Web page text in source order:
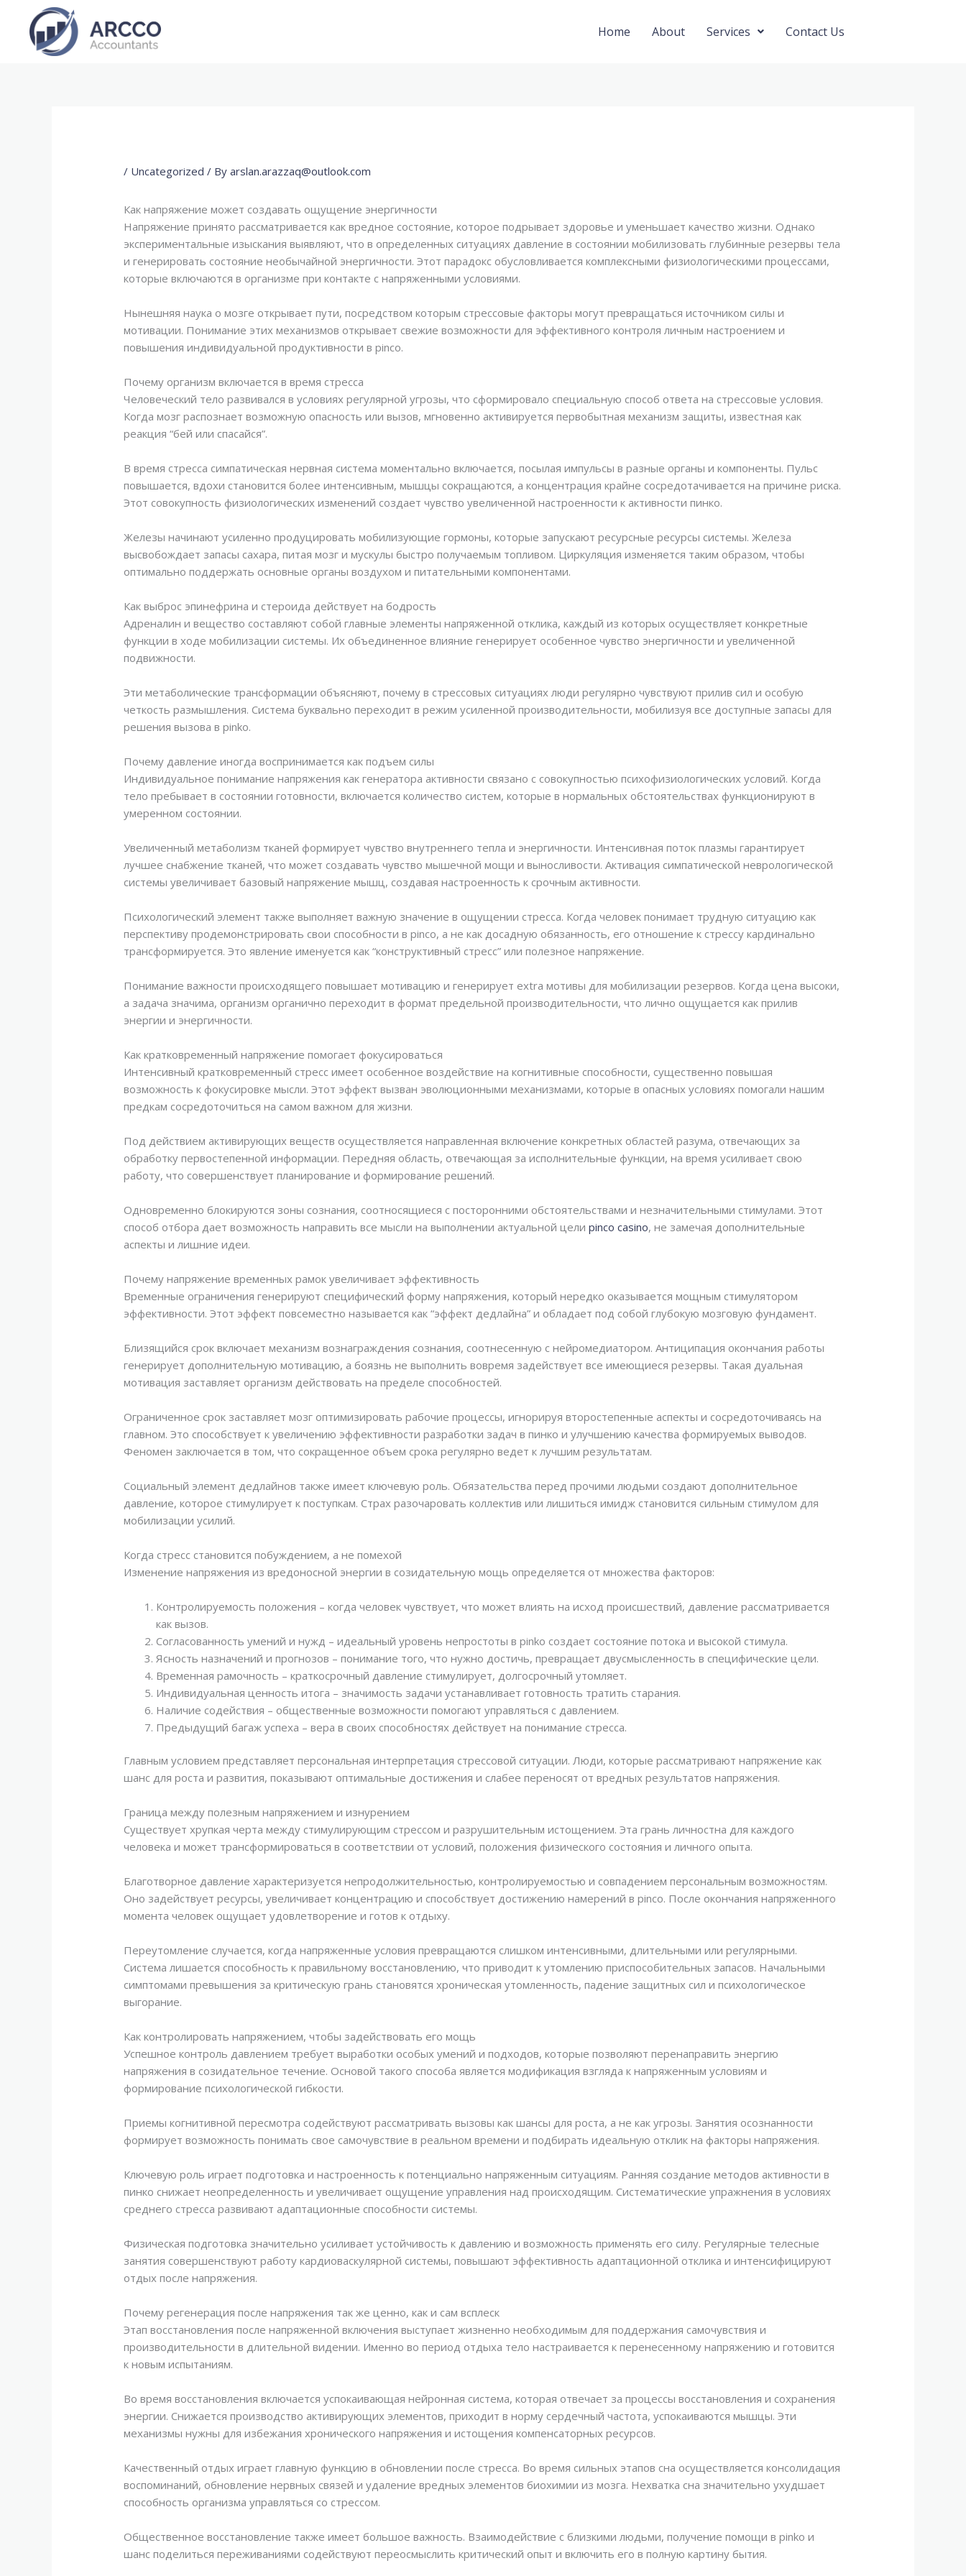
content
Home About Services Contact Us
/ Uncategorized / Byarslan.arazzaq@outlook.com
Как напряжение может создавать ощущение энергичности
Напряжение принято рассматривается как вредное состояние, которое подрывает здоровье и уменьшает качество жизни. Однако
экспериментальные изыскания выявляют, что в определенных ситуациях давление в состоянии мобилизовать глубинные резервы тела
и генерировать состояние необычайной энергичности. Этот парадокс обусловливается комплексными физиологическими процессами,
которые включаются в организме при контакте с напряженными условиями.
Нынешняя наука о мозге открывает пути, посредством которым стрессовые факторы могут превращаться источником силы и
мотивации. Понимание этих механизмов открывает свежие возможности для эффективного контроля личным настроением и
повышения индивидуальной продуктивности в pinco.
Почему организм включается в время стресса
Человеческий тело развивался в условиях регулярной угрозы, что сформировало специальную способ ответа на стрессовые условия.
Когда мозг распознает возможную опасность или вызов, мгновенно активируется первобытная механизм защиты, известная как
реакция “бей или спасайся”.
В время стресса симпатическая нервная система моментально включается, посылая импульсы в разные органы и компоненты. Пульс
повышается, вдохи становится более интенсивным, мышцы сокращаются, а концентрация крайне сосредотачивается на причине риска.
Этот совокупность физиологических изменений создает чувство увеличенной настроенности к активности пинко.
Железы начинают усиленно продуцировать мобилизующие гормоны, которые запускают ресурсные ресурсы системы. Железа
высвобождает запасы сахара, питая мозг и мускулы быстро получаемым топливом. Циркуляция изменяется таким образом, чтобы
оптимально поддержать основные органы воздухом и питательными компонентами.
Как выброс эпинефрина и стероида действует на бодрость
Адреналин и вещество составляют собой главные элементы напряженной отклика, каждый из которых осуществляет конкретные
функции в ходе мобилизации системы. Их объединенное влияние генерирует особенное чувство энергичности и увеличенной
подвижности.
Эти метаболические трансформации объясняют, почему в стрессовых ситуациях люди регулярно чувствуют прилив сил и особую
четкость размышления. Система буквально переходит в режим усиленной производительности, мобилизуя все доступные запасы для
решения вызова в pinko.
Почему давление иногда воспринимается как подъем силы
Индивидуальное понимание напряжения как генератора активности связано с совокупностью психофизиологических условий. Когда
тело пребывает в состоянии готовности, включается количество систем, которые в нормальных обстоятельствах функционируют в
умеренном состоянии.
Увеличенный метаболизм тканей формирует чувство внутреннего тепла и энергичности. Интенсивная поток плазмы гарантирует
лучшее снабжение тканей, что может создавать чувство мышечной мощи и выносливости. Активация симпатической неврологической
системы увеличивает базовый напряжение мышц, создавая настроенность к срочным активности.
Психологический элемент также выполняет важную значение в ощущении стресса. Когда человек понимает трудную ситуацию как
перспективу продемонстрировать свои способности в pinco, а не как досадную обязанность, его отношение к стрессу кардинально
трансформируется. Это явление именуется как “конструктивный стресс” или полезное напряжение.
Понимание важности происходящего повышает мотивацию и генерирует extra мотивы для мобилизации резервов. Когда цена высоки,
а задача значима, организм органично переходит в формат предельной производительности, что лично ощущается как прилив
энергии и энергичности.
Как кратковременный напряжение помогает фокусироваться
Интенсивный кратковременный стресс имеет особенное воздействие на когнитивные способности, существенно повышая
возможность к фокусировке мысли. Этот эффект вызван эволюционными механизмами, которые в опасных условиях помогали нашим
предкам сосредоточиться на самом важном для жизни.
Под действием активирующих веществ осуществляется направленная включение конкретных областей разума, отвечающих за
обработку первостепенной информации. Передняя область, отвечающая за исполнительные функции, на время усиливает свою
работу, что совершенствует планирование и формирование решений.
Одновременно блокируются зоны сознания, соотносящиеся с посторонними обстоятельствами и незначительными стимулами. Этот
способ отбора дает возможность направить все мысли на выполнении актуальной целиpinco casino, не замечая дополнительные
аспекты и лишние идеи.
Почему напряжение временных рамок увеличивает эффективность
Временные ограничения генерируют специфический форму напряжения, который нередко оказывается мощным стимулятором
эффективности. Этот эффект повсеместно называется как “эффект дедлайна” и обладает под собой глубокую мозговую фундамент.
Близящийся срок включает механизм вознаграждения сознания, соотнесенную с нейромедиатором. Антиципация окончания работы
генерирует дополнительную мотивацию, а боязнь не выполнить вовремя задействует все имеющиеся резервы. Такая дуальная
мотивация заставляет организм действовать на пределе способностей.
Ограниченное срок заставляет мозг оптимизировать рабочие процессы, игнорируя второстепенные аспекты и сосредоточиваясь на
главном. Это способствует к увеличению эффективности разработки задач в пинко и улучшению качества формируемых выводов.
Феномен заключается в том, что сокращенное объем срока регулярно ведет к лучшим результатам.
Социальный элемент дедлайнов также имеет ключевую роль. Обязательства перед прочими людьми создают дополнительное
давление, которое стимулирует к поступкам. Страх разочаровать коллектив или лишиться имидж становится сильным стимулом для
мобилизации усилий.
Когда стресс становится побуждением, а не помехой
Изменение напряжения из вредоносной энергии в созидательную мощь определяется от множества факторов:
Контролируемость положения – когда человек чувствует, что может влиять на исход происшествий, давление рассматривается
как вызов.
Согласованность умений и нужд – идеальный уровень непростоты в pinko создает состояние потока и высокой стимула.
Ясность назначений и прогнозов – понимание того, что нужно достичь, превращает двусмысленность в специфические цели.
Временная рамочность – краткосрочный давление стимулирует, долгосрочный утомляет.
Индивидуальная ценность итога – значимость задачи устанавливает готовность тратить старания.
Наличие содействия – общественные возможности помогают управляться с давлением.
Предыдущий багаж успеха – вера в своих способностях действует на понимание стресса.
Главным условием представляет персональная интерпретация стрессовой ситуации. Люди, которые рассматривают напряжение как
шанс для роста и развития, показывают оптимальные достижения и слабее переносят от вредных результатов напряжения.
Граница между полезным напряжением и изнурением
Существует хрупкая черта между стимулирующим стрессом и разрушительным истощением. Эта грань личностна для каждого
человека и может трансформироваться в соответствии от условий, положения физического состояния и личного опыта.
Благотворное давление характеризуется непродолжительностью, контролируемостью и совпадением персональным возможностям.
Оно задействует ресурсы, увеличивает концентрацию и способствует достижению намерений в pinco. После окончания напряженного
момента человек ощущает удовлетворение и готов к отдыху.
Переутомление случается, когда напряженные условия превращаются слишком интенсивными, длительными или регулярными.
Система лишается способность к правильному восстановлению, что приводит к утомлению приспособительных запасов. Начальными
симптомами превышения за критическую грань становятся хроническая утомленность, падение защитных сил и психологическое
выгорание.
Как контролировать напряжением, чтобы задействовать его мощь
Успешное контроль давлением требует выработки особых умений и подходов, которые позволяют перенаправить энергию
напряжения в созидательное течение. Основой такого способа является модификация взгляда к напряженным условиям и
формирование психологической гибкости.
Приемы когнитивной пересмотра содействуют рассматривать вызовы как шансы для роста, а не как угрозы. Занятия осознанности
формирует возможность понимать свое самочувствие в реальном времени и подбирать идеальную отклик на факторы напряжения.
Ключевую роль играет подготовка и настроенность к потенциально напряженным ситуациям. Ранняя создание методов активности в
пинко снижает неопределенность и увеличивает ощущение управления над происходящим. Систематические упражнения в условиях
среднего стресса развивают адаптационные способности системы.
Физическая подготовка значительно усиливает устойчивость к давлению и возможность применять его силу. Регулярные телесные
занятия совершенствуют работу кардиоваскулярной системы, повышают эффективность адаптационной отклика и интенсифицируют
отдых после напряжения.
Почему регенерация после напряжения так же ценно, как и сам всплеск
Этап восстановления после напряженной включения выступает жизненно необходимым для поддержания самочувствия и
производительности в длительной видении. Именно во период отдыха тело настраивается к перенесенному напряжению и готовится
к новым испытаниям.
Во время восстановления включается успокаивающая нейронная система, которая отвечает за процессы восстановления и сохранения
энергии. Снижается производство активирующих элементов, приходит в норму сердечный частота, успокаиваются мышцы. Эти
механизмы нужны для избежания хронического напряжения и истощения компенсаторных ресурсов.
Качественный отдых играет главную функцию в обновлении после стресса. Во время сильных этапов сна осуществляется консолидация
воспоминаний, обновление нервных связей и удаление вредных элементов биохимии из мозга. Нехватка сна значительно ухудшает
способность организма управляться со стрессом.
Общественное восстановление также имеет большое важность. Взаимодействие с близкими людьми, получение помощи в pinko и
шанс поделиться переживаниями содействуют переосмыслить критический опыт и включить его в полную картину бытия.